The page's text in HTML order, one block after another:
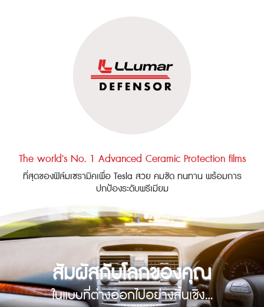
The world's No. 1 Advanced Ceramic Protection films
ที่สุดของฟิล์มเซรามิคเพื่อ Tesla สวย คมชัด ทนทาน พร้อมการ
ปกป้องระดับพรีเมียม
สัมผัสกับโลกของคุณ
ในแบบที่ต่างออกไปอย่างสิ้นเชิง...